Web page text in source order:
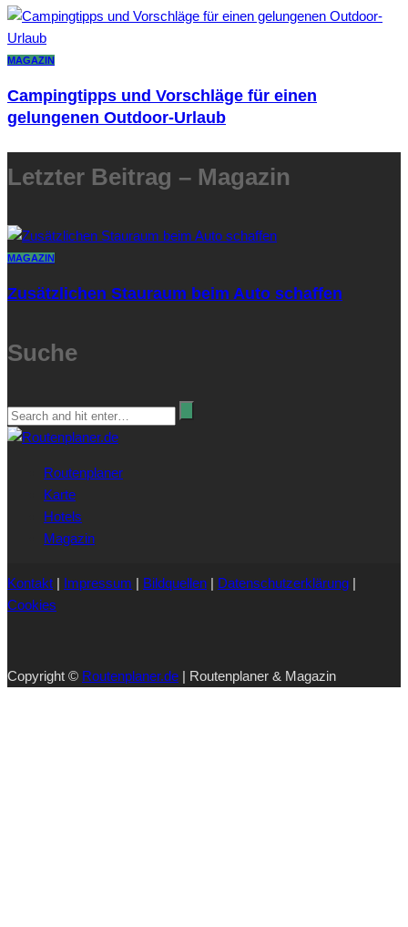
MAGAZIN
Campingtipps und Vorschläge für einen
gelungenen Outdoor-Urlaub
Letzter Beitrag – Magazin
MAGAZIN
Zusätzlichen Stauraum beim Auto schaffen
Suche
Routenplaner
Karte
Hotels
Magazin
Kontakt | Impressum | Bildquellen | Datenschutzerklärung |
Cookies
Copyright © Routenplaner.de | Routenplaner & Magazin